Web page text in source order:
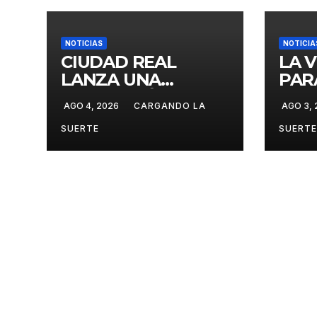
NOTICIAS
CIUDAD REAL
LANZA UNA
PROMOCIÓN
ESPECIAL PARA
JÓVENES MENORES
DE 25 AÑOS EN LAS
AGO 4, 2026 CARGANDO LA
SUERTE
LA
AGO 3,
SUERTE